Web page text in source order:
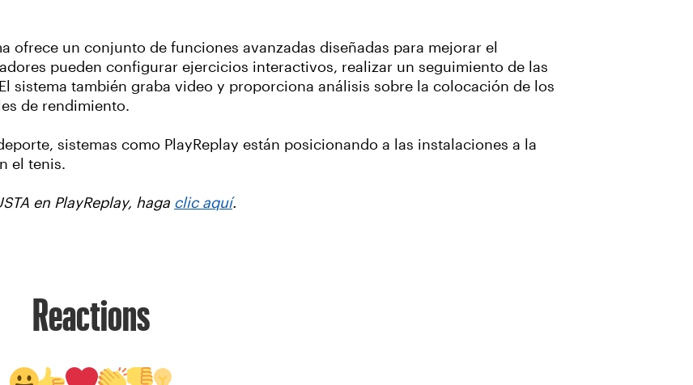
ofrece un conjunto de funciones avanzadas diseñadas para mejorar el
pueden configurar ejercicios interactivos, realizar un seguimiento de las
sistema también graba video y proporciona análisis sobre la colocación de los
de rendimiento.
sistemas como PlayReplay están posicionando a las instalaciones a la
el tenis.
en PlayReplay, haga clic aquí.
Reactions